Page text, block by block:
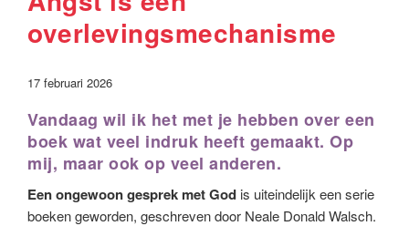
overlevingsmechanisme
17 februari 2026
Vandaag wil ik het met je hebben over een
boek wat veel indruk heeft gemaakt. Op
mij, maar ook op veel anderen.
Een ongewoon gesprek met God is uiteindelijk een serie
boeken geworden, geschreven door Neale Donald Walsch.